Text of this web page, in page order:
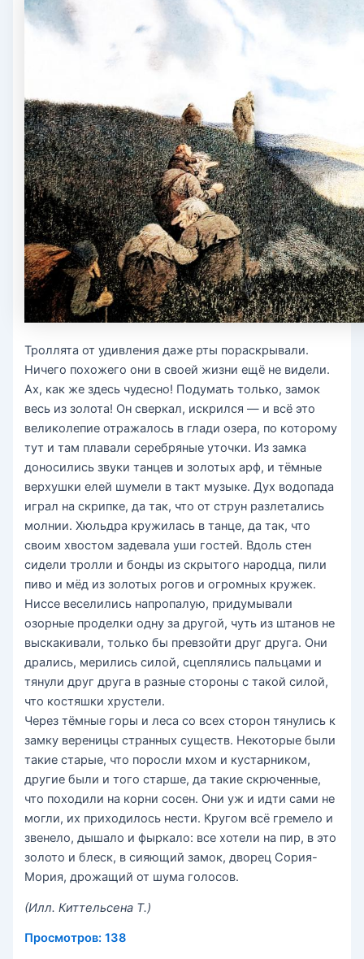
Троллята от удивления даже рты пораскрывали.
Ничего похожего они в своей жизни ещё не видели.
Ах, как же здесь чудесно! Подумать только, замок
весь из золота! Он сверкал, искрился — и всё это
великолепие отражалось в глади озера, по которому
тут и там плавали серебряные уточки. Из замка
доносились звуки танцев и золотых арф, и тёмные
верхушки елей шумели в такт музыке. Дух водопада
играл на скрипке, да так, что от струн разлетались
молнии. Хюльдра кружилась в танце, да так, что
своим хвостом задевала уши гостей. Вдоль стен
сидели тролли и бонды из скрытого народца, пили
пиво и мёд из золотых рогов и огромных кружек.
Ниссе веселились напропалую, придумывали
озорные проделки одну за другой, чуть из штанов не
выскакивали, только бы превзойти друг друга. Они
дрались, мерились силой, сцеплялись пальцами и
тянули друг друга в разные стороны с такой силой,
что костяшки хрустели.
Через тёмные горы и леса со всех сторон тянулись к
замку вереницы странных существ. Некоторые были
такие старые, что поросли мхом и кустарником,
другие были и того старше, да такие скрюченные,
что походили на корни сосен. Они уж и идти сами не
могли, их приходилось нести. Кругом всё гремело и
звенело, дышало и фыркало: все хотели на пир, в это
золото и блеск, в сияющий замок, дворец Сория-
Мория, дрожащий от шума голосов.
(Илл. Киттельсена Т.)
Просмотров: 138